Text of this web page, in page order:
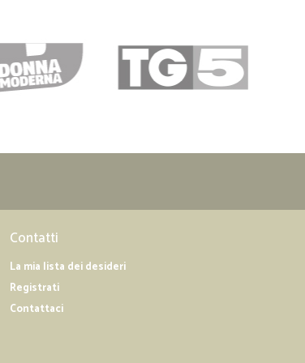
vivamente
Contatti
La mia lista dei desideri
Registrati
Contattaci